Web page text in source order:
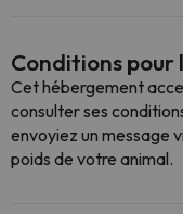
Conditions pour
Cet hébergement
consulter ses
envoyiez un message
poids de votre animal.